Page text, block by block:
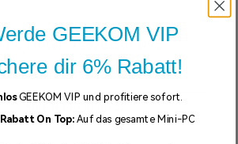
PC | Intel® Prozessor N95
GEEKOM VIP
dir 6% Rabatt!
GEEKOM VIP und profitiere sofort.
On Top:Auf das gesamte Mini-PC